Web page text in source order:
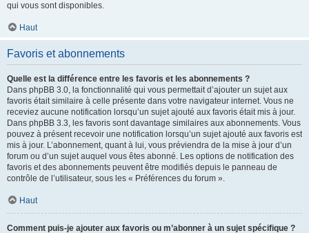
qui vous sont disponibles.
Haut
Favoris et abonnements
Quelle est la différence entre les favoris et les abonnements ?
Dans phpBB 3.0, la fonctionnalité qui vous permettait d’ajouter un sujet aux
favoris était similaire à celle présente dans votre navigateur internet. Vous ne
receviez aucune notification lorsqu’un sujet ajouté aux favoris était mis à jour.
Dans phpBB 3.3, les favoris sont davantage similaires aux abonnements. Vous
pouvez à présent recevoir une notification lorsqu’un sujet ajouté aux favoris est
mis à jour. L’abonnement, quant à lui, vous préviendra de la mise à jour d’un
forum ou d’un sujet auquel vous êtes abonné. Les options de notification des
favoris et des abonnements peuvent être modifiés depuis le panneau de
contrôle de l’utilisateur, sous les « Préférences du forum ».
Haut
Comment puis-je ajouter aux favoris ou m’abonner à un sujet spécifique ?